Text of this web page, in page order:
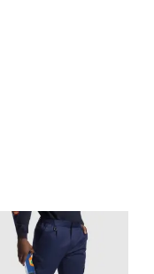
Fascia
di
prezzo:
da